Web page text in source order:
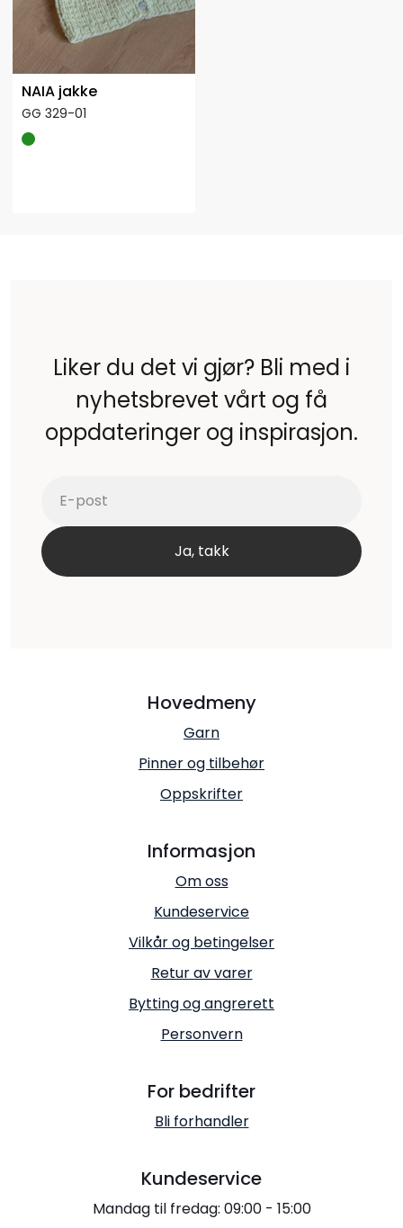
NAIA jakke
GG 329-01
Liker du det vi gjør? Bli med i
nyhetsbrevet vårt og få
oppdateringer og inspirasjon.
Hovedmeny
Garn
Pinner og tilbehør
Oppskrifter
Informasjon
Om oss
Kundeservice
Vilkår og betingelser
Retur av varer
Bytting og angrerett
Personvern
For bedrifter
Bli forhandler
Kundeservice
Mandag til fredag: 09:00 - 15:00